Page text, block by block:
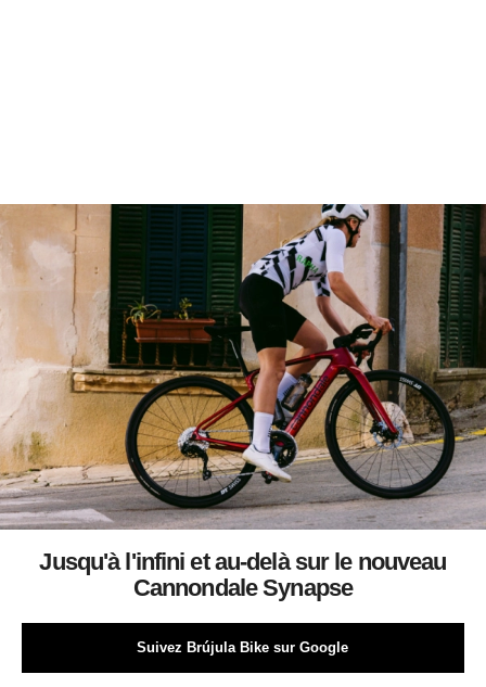
Jusqu'à l'infini et au-delà sur le nouveau
Cannondale Synapse
Suivez Brújula Bike sur Google